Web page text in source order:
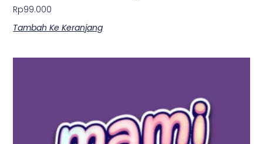
Rp99.000
Tambah Ke Keranjang